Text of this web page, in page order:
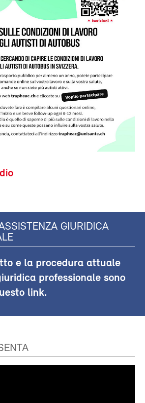
GIURIDICA
e la procedura attuale
professionale sono
link.